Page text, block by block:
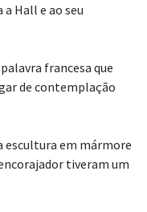
Hall e ao seu
francesa que
de contemplação
escultura em mármore
tiveram um